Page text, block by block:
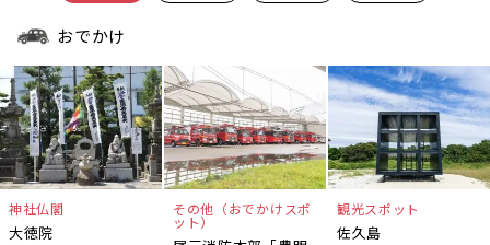
おでかけ
神社仏閣
大徳院
その他（おでかけスポ
ット）
観光スポット
佐久島